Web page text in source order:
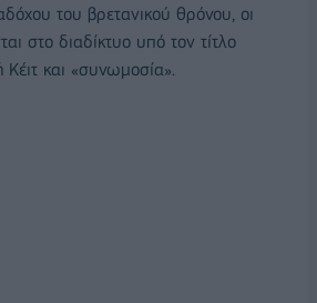
του βρετανικού θρόνου, οι
στο διαδίκτυο υπό τον τίτλο
και «συνωμοσία».